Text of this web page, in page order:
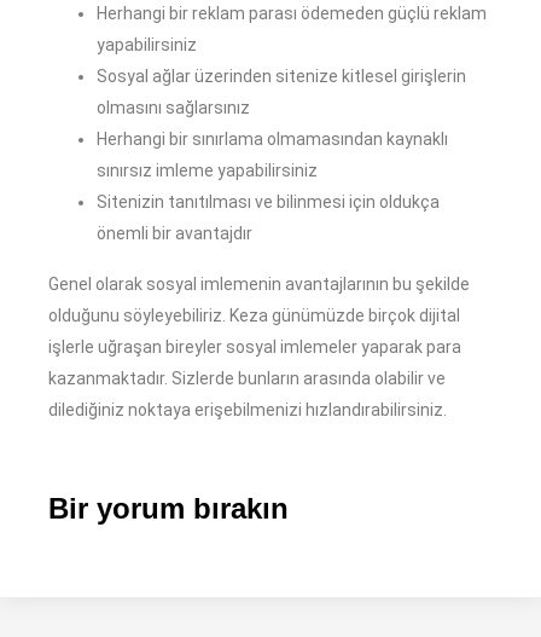
Herhangi bir reklam parası ödemeden güçlü reklam
yapabilirsiniz
Sosyal ağlar üzerinden sitenize kitlesel girişlerin
olmasını sağlarsınız
Herhangi bir sınırlama olmamasından kaynaklı
sınırsız imleme yapabilirsiniz
Sitenizin tanıtılması ve bilinmesi için oldukça
önemli bir avantajdır
Genel olarak sosyal imlemenin avantajlarının bu şekilde
olduğunu söyleyebiliriz. Keza günümüzde birçok dijital
işlerle uğraşan bireyler sosyal imlemeler yaparak para
kazanmaktadır. Sizlerde bunların arasında olabilir ve
dilediğiniz noktaya erişebilmenizi hızlandırabilirsiniz.
Bir yorum bırakın